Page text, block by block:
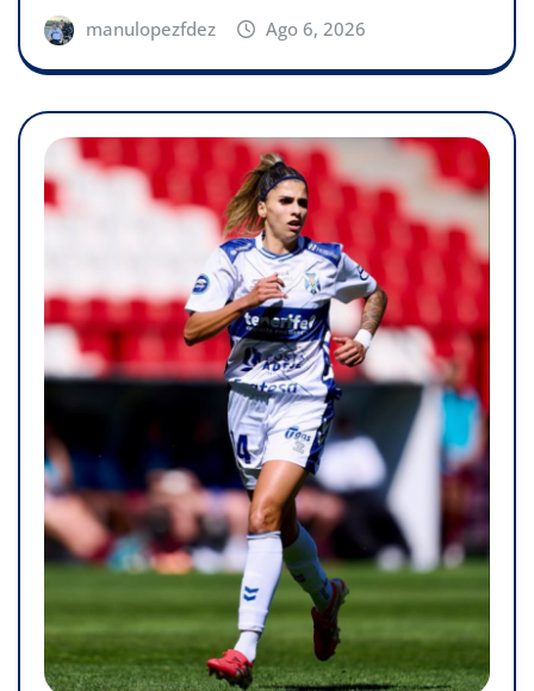
manulopezfdez Ago 6, 2026